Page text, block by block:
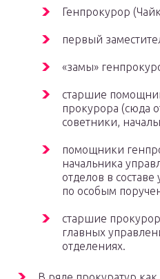
Генпрокурор
первый
«замы»
старшие
прокурора (сюда
советники,
помощники
начальника
отделов в
по особым
старшие
главных
отделениях.